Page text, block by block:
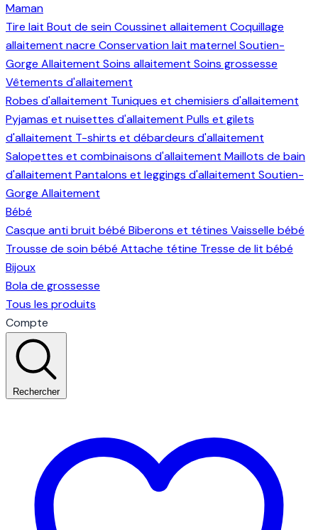
Maman
Tire lait Bout de seinCoussinet allaitement Coquillage
allaitement nacre Conservation lait maternelSoutien-
Gorge Allaitement Soins allaitement Soins grossesse
Vêtements d'allaitement
Robes d'allaitement Tuniques et chemisiers d'allaitement
Pyjamas et nuisettes d'allaitement Pulls et gilets
d'allaitement T-shirts et débardeurs d'allaitement
Salopettes et combinaisons d'allaitement Maillots de bain
d'allaitement Pantalons et leggings d'allaitement Soutien-
Gorge Allaitement
Bébé
Casque anti bruit bébé Biberons et tétines Vaisselle bébé
Trousse de soin bébé Attache tétine Tresse de lit bébé
Bijoux
Bola de grossesse
Tous les produits
Compte
Rechercher